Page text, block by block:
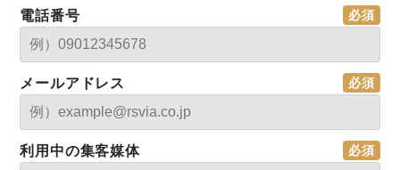
電話番号
メールアドレス
利用中の集客媒体